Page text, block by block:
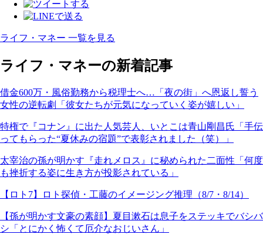
ライフ・マネー 一覧を見る
ライフ・マネーの新着記事
借金600万・風俗勤務から税理士へ…「夜の街」へ恩返し誓う
女性の逆転劇「彼女たちが元気になっていく姿が嬉しい」
特権で『コナン』に出た人気芸人、いとこは青山剛昌氏「手伝
ってもらった“夏休みの宿題”で表彰されました（笑）」
太宰治の孫が明かす『走れメロス』に秘められた二面性「何度
も挫折する姿に生き方が投影されている」
【ロト7】ロト探偵・工藤のイメージング推理（8/7・8/14）
【孫が明かす文豪の素顔】夏目漱石は息子をステッキでバシバ
シ「とにかく怖くて厄介なおじいさん」